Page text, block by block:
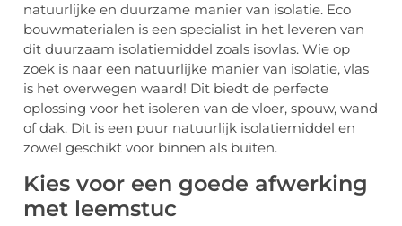
natuurlijke en duurzame manier van isolatie. Eco
bouwmaterialen is een specialist in het leveren van
dit duurzaam isolatiemiddel zoals isovlas. Wie op
zoek is naar een natuurlijke manier van isolatie, vlas
is het overwegen waard! Dit biedt de perfecte
oplossing voor het isoleren van de vloer, spouw, wand
of dak. Dit is een puur natuurlijk isolatiemiddel en
zowel geschikt voor binnen als buiten.
Kies voor een goede afwerking
met leemstuc